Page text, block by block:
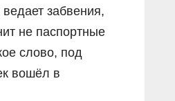
забвения,
не паспортные
слово, под
вошёл в